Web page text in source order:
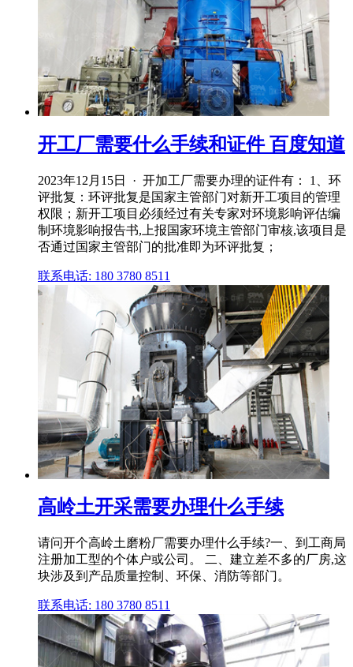
开工厂需要什么手续和证件 百度知道
2023年12月15日 · 开加工厂需要办理的证件有： 1、环
评批复：环评批复是国家主管部门对新开工项目的管理
权限；新开工项目必须经过有关专家对环境影响评估编
制环境影响报告书,上报国家环境主管部门审核,该项目是
否通过国家主管部门的批准即为环评批复；
联系电话: 180 3780 8511
高岭土开采需要办理什么手续
请问开个高岭土磨粉厂需要办理什么手续?一、到工商局
注册加工型的个体户或公司。 二、建立差不多的厂房,这
块涉及到产品质量控制、环保、消防等部门。
联系电话: 180 3780 8511